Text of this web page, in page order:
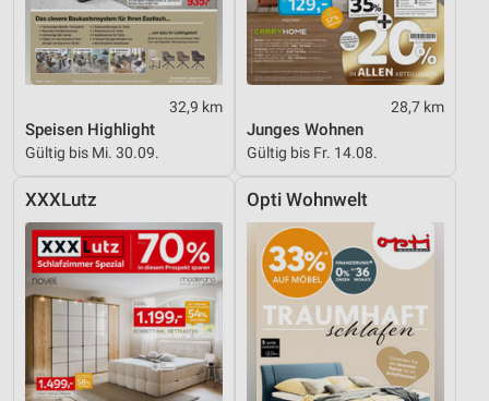
32,9 km
Speisen Highlight
Gültig bis Mi. 30.09.
28,7 km
Junges Wohnen
Gültig bis Fr. 14.08.
XXXLutz Opti Wohnwelt